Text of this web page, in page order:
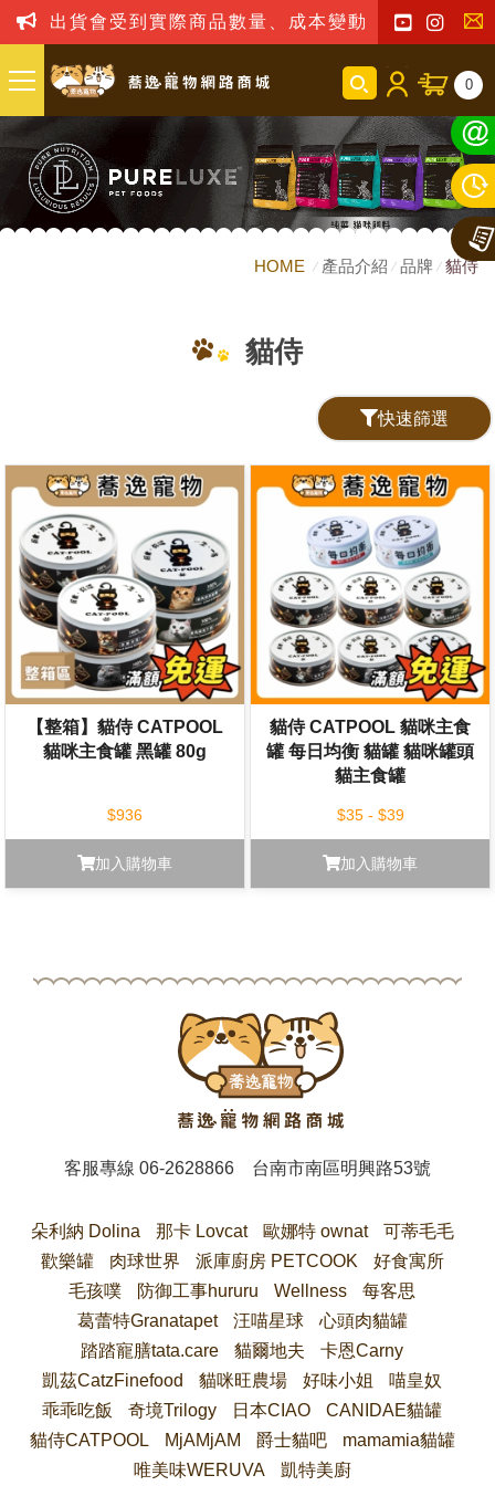
出貨會受到實際商品數量、成本變動之影響，我
聯
我
們
0
HOME 產品介紹 品牌 貓侍
貓侍
快速篩選
【整箱】貓侍 CATPOOL
貓咪主食罐 黑罐 80g
$936
加入購物車
貓侍 CATPOOL 貓咪主食
罐 每日均衡 貓罐 貓咪罐頭
貓主食罐
$35 - $39
加入購物車
客服專線06-2628866 台南市南區明興路53號
朵利納 Dolina 那卡 Lovcat 歐娜特 ownat
可蒂毛毛
歡樂罐
肉球世界 派庫廚房 PETCOOK
好食寓所
毛孩噗
防御工事hururu Wellness
每客思
葛蕾特Granatapet
汪喵星球
心頭肉貓罐
踏踏寵膳tata.care
貓爾地夫
卡恩Carny
凱茲CatzFinefood
貓咪旺農場 好味小姐
喵皇奴
乖乖吃飯
奇境Trilogy 日本CIAO
CANIDAE貓罐
貓侍CATPOOL
MjAMjAM 爵士貓吧
mamamia貓罐
唯美味WERUVA
凱特美廚